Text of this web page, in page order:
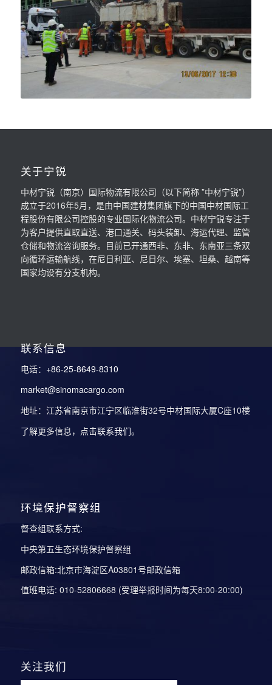
关于宁锐
中材宁锐（南京）国际物流有限公司（以下简称 ”中材宁锐”）
成立于2016年5月，是由中国建材集团旗下的中国中材国际工
程股份有限公司控股的专业国际化物流公司。中材宁锐专注于
为客户提供直取直送、港口通关、码头装卸、海运代理、监管
仓储和物流咨询服务。目前已开通西非、东非、东南亚三条双
向循环运输航线，在尼日利亚、尼日尔、埃塞、坦桑、越南等
国家均设有分支机构。
联系信息
电话： +86-25-8649-8310
market@sinomacargo.com
地址：江苏省南京市江宁区临淮街32号中材国际大厦C座10楼
了解更多信息，点击联系我们。
环境保护督察组
督查组联系方式:
中央第五生态环境保护督察组
邮政信箱:北京市海淀区A03801号邮政信箱
值班电话: 010-52806668 (受理举报时间为每天8:00-20:00)
关注我们